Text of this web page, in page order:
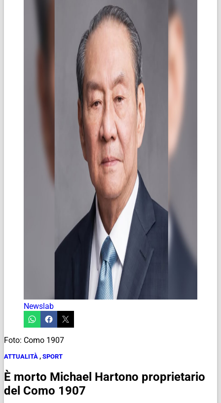
Newslab
Foto: Como 1907
ATTUALITÀ , SPORT
È morto Michael Hartono proprietario
del Como 1907